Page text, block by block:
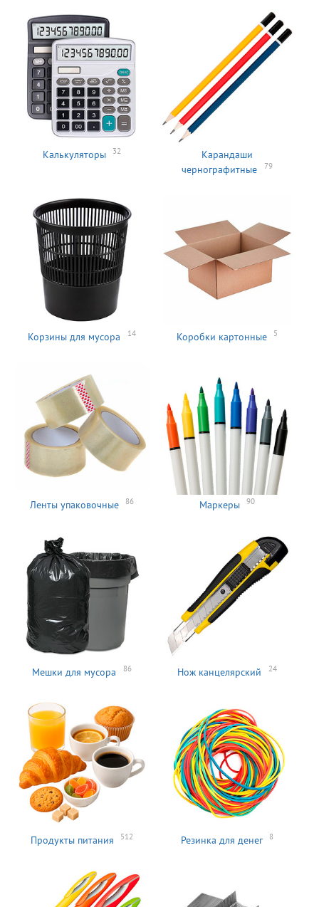
Калькуляторы 32
Карандаши
чернографитные
79
Корзины для мусора 14 Коробки картонные 5
Ленты упаковочные 86 Маркеры 90
Мешки для мусора 86 Нож канцелярский 24
Продукты питания 512 Резинка для денег 8